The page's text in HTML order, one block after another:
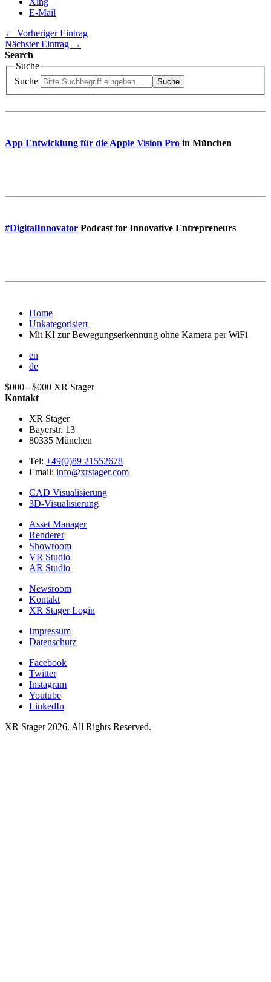
E-Mail
← Vorheriger Eintrag
Nächster Eintrag →
Search
Suche
Suche
Suche
App Entwicklung für die Apple Vision Pro in München
#DigitalInnovator Podcast for Innovative Entrepreneurs
Home
Unkategorisiert
Mit KI zur Bewegungserkennung ohne Kamera per WiFi
en
de
$000 - $000 XR Stager
Kontakt
XR Stager
Bayerstr. 13
80335 München
Tel: +49(0)89 21552678
Email: info@xrstager.com
CAD Visualisierung
3D-Visualisierung
Asset Manager
Renderer
Showroom
VR Studio
AR Studio
Newsroom
Kontakt
XR Stager Login
Impressum
Datenschutz
Facebook
Twitter
Instagram
Youtube
LinkedIn
XR Stager 2026. All Rights Reserved.